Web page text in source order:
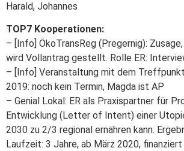
Harald, Johannes
TOP7 Kooperationen:
– [Info] ÖkoTransReg (Pregernig):
wird Vollantrag gestellt. Rolle ER:
– [Info] Veranstaltung mit dem
2019: noch kein Termin, Magda ist AP
– Genial Lokal: ER als Praxispartner für
Entwicklung (Letter of Intent) einer
2030 zu 2/3 regional ernähren kann.
Laufzeit: 3 Jahre, ab März 2020,